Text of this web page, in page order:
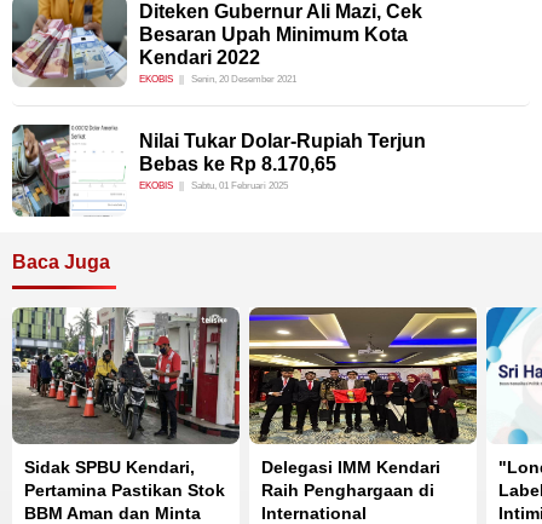
Diteken Gubernur Ali Mazi, Cek
Besaran Upah Minimum Kota
Kendari 2022
EKOBIS Senin, 20 Desember 2021
Nilai Tukar Dolar-Rupiah Terjun
Bebas ke Rp 8.170,65
EKOBIS Sabtu, 01 Februari 2025
Baca Juga
Sidak SPBU Kendari,
Pertamina Pastikan Stok
BBM Aman dan Minta
Delegasi IMM Kendari
Raih Penghargaan di
International